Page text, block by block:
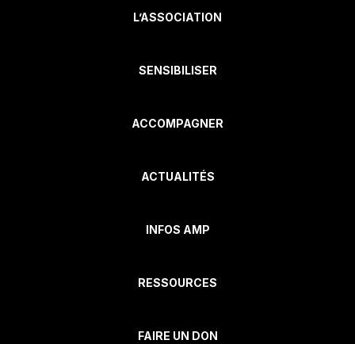
L’ASSOCIATION
SENSIBILISER
ACCOMPAGNER
ACTUALITÉS
INFOS AMP
RESSOURCES
FAIRE UN DON